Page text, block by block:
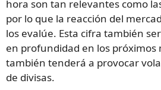
hora son tan relevantes como
por lo que la reacción del
los evalúe. Esta cifra también
en profundidad en los próximos
también tenderá a provocar
de divisas.